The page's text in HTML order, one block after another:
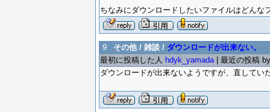
ちなみにダウンロードしたいファイルはどんな
9 その他 / 雑談 / ダウンロードが出来ない。
最初に投稿した人 hdyk_yamada| 最近の投稿
ダウンロードが出来ないようですが、直してい